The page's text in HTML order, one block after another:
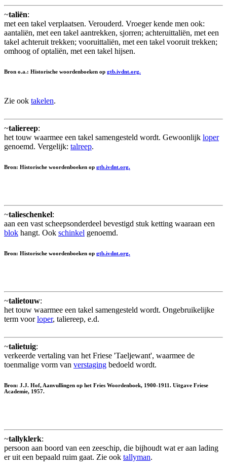
~taliën:
met een takel verplaatsen. Verouderd. Vroeger kende men ook:
aantaliën, met een takel aantrekken, sjorren; achteruittaliën, met een
takel achteruit trekken; vooruittaliën, met een takel vooruit trekken;
omhoog of optaliën, met een takel hijsen.
Bron o.a.: Historische woordenboeken op gtb.ivdnt.org.
Zie ook takelen.
~taliereep:
het touw waarmee een takel samengesteld wordt. Gewoonlijk loper
genoemd. Vergelijk: talreep.
Bron: Historische woordenboeken op gtb.ivdnt.org.
~talieschenkel:
aan een vast scheepsonderdeel bevestigd stuk ketting waaraan een
blok hangt. Ook schinkel genoemd.
Bron: Historische woordenboeken op gtb.ivdnt.org.
~talietouw:
het touw waarmee een takel samengesteld wordt. Ongebruikelijke
term voorloper, taliereep, e.d.
~talietuig:
verkeerde vertaling van het Friese 'Taeljewant', waarmee de
toenmalige vorm van verstaging bedoeld wordt.
Bron: J.J. Hof, Aanvullingen op het Fries Woordenboek, 1900-1911. Uitgave Friese
Academie, 1957.
~tallyklerk:
persoon aan boord van een zeeschip, die bijhoudt wat er aan lading
er uit een bepaald ruim gaat. Zie ook tallyman.